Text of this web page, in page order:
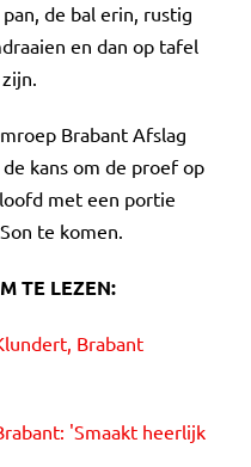
de bal erin, rustig
en dan op tafel
Brabant Afslag
kans om de proef op
met een portie
te komen.
TE LEZEN:
Brabant
'Smaakt heerlijk